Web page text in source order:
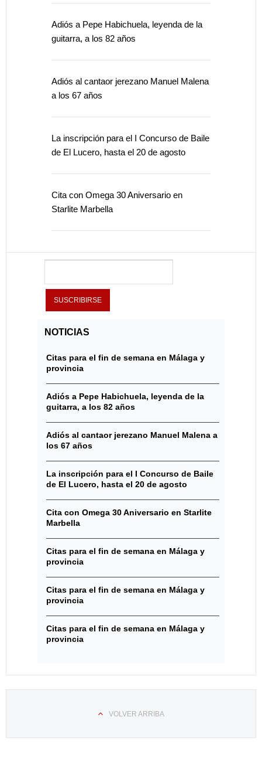
Adiós a Pepe Habichuela, leyenda de la
guitarra, a los 82 años
Adiós al cantaor jerezano Manuel Malena
a los 67 años
La inscripción para el I Concurso de Baile
de El Lucero, hasta el 20 de agosto
Cita con Omega 30 Aniversario en
Starlite Marbella
NOTICIAS
Citas para el fin de semana en Málaga y
provincia
Adiós a Pepe Habichuela, leyenda de la
guitarra, a los 82 años
Adiós al cantaor jerezano Manuel Malena a
los 67 años
La inscripción para el I Concurso de Baile
de El Lucero, hasta el 20 de agosto
Cita con Omega 30 Aniversario en Starlite
Marbella
Citas para el fin de semana en Málaga y
provincia
Citas para el fin de semana en Málaga y
provincia
Citas para el fin de semana en Málaga y
provincia
VOLVER ARRIBA